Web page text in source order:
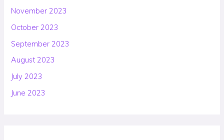
November 2023
October 2023
September 2023
August 2023
July 2023
June 2023